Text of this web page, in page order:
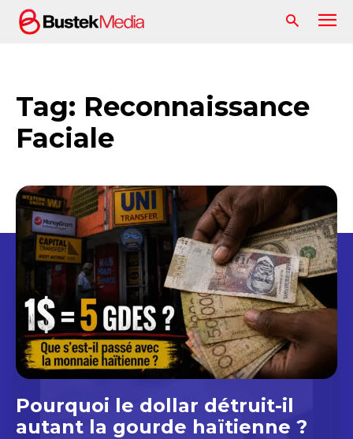
Tag: Reconnaissance
Faciale
Pourquoi le dollar détruit-il
autant la gourde haïtienne ?